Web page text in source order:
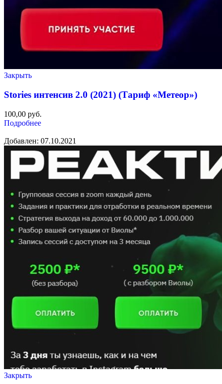
Закрыть
Stories интенсив 2.0 (2021) (Тариф «Метеор»)
100,00 руб.
Подробнее
Добавлен: 07.10.2021
Закрыть